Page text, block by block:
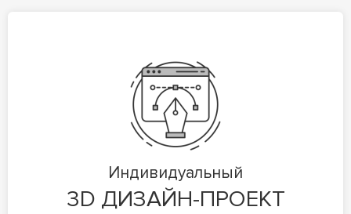
Индивидуальный
3D ДИЗАЙН-ПРОЕКТ